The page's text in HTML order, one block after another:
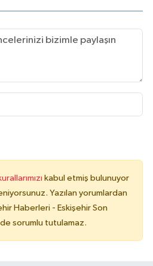
kabul etmiş bulunuyor
Yazılan yorumlardan
Haberleri - Eskişehir Son
sorumlu tutulamaz.